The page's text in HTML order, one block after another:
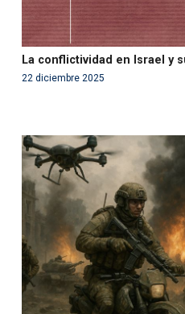
La conflictividad en Israel y
22 diciembre 2025
Warning : Use of undefined
'php' (this will throw an Error
/var/www/acami.es/wp-
content/themes/
on line